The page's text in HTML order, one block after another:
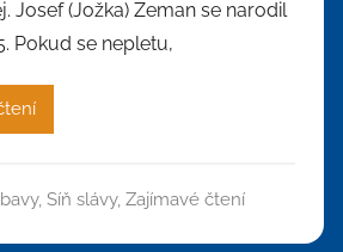
Josef (Jožka) Zeman se narodil
Pokud se nepletu,
, Síň slávy, Zajímavé čtení